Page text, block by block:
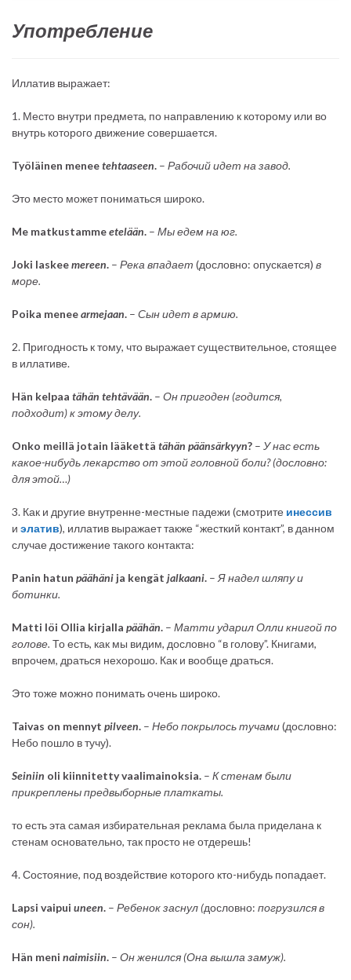
Употребление
Иллатив выражает:
1. Место внутри предмета, по направлению к которому или во
внутрь которого движение совершается.
Työläinen meneetehtaaseen. – Рабочий идет на завод.
Это место может пониматься широко.
Me matkustammeetelään. – Мы едем на юг.
Joki laskeemereen. – Река впадает (дословно: опускается) в
море.
Poika meneearmejaan. – Сын идет в армию.
2. Пригодность к тому, что выражает существительное, стоящее
в иллативе.
Hän kelpaa tähän tehtävään. – Он пригоден (годится,
подходит) к этому делу.
Onko meillä jotain lääkettä tähän päänsärkyyn? – У нас есть
какое-нибудь лекарство от этой головной боли? (дословно:
для этой…)
3. Как и другие внутренне-местные падежи (смотрите инессив
и элатив), иллатив выражает также “жесткий контакт”, в данном
случае достижение такого контакта:
Panin hatun päähäni ja kengät jalkaani. – Я надел шляпу и
ботинки.
Matti löi Ollia kirjalla päähän. – Матти ударил Олли книгой по
голове. То есть, как мы видим, дословно “в голову”. Книгами,
впрочем, драться нехорошо. Как и вообще драться.
Это тоже можно понимать очень широко.
Taivas on mennyt pilveen. – Небо покрылось тучами(дословно:
Небо пошло в тучу).
Seiniin oli kiinnitetty vaalimainoksia. – К стенам были
прикреплены предвыборные платкаты.
то есть эта самая избирательная реклама была приделана к
стенам основательно, так просто не отдерешь!
4. Состояние, под воздействие которого кто-нибудь попадает.
Lapsi vaipui uneen. – Ребенок заснул (дословно: погрузился в
сон).
Hän meni naimisiin. – Он женился (Она вышла замуж).